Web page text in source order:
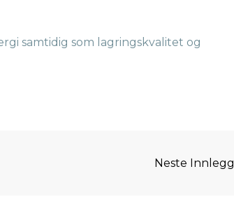
samtidig som lagringskvalitet og
Neste Innlegg